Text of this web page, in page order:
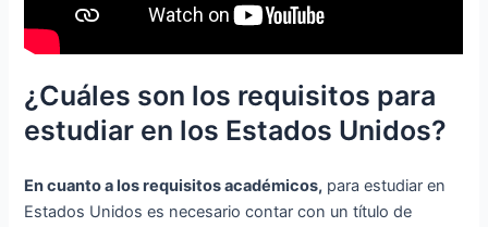
¿Cuáles son los requisitos para
estudiar en los Estados Unidos?
En cuanto a los requisitos académicos, para estudiar en
Estados Unidos es necesario contar con un título de